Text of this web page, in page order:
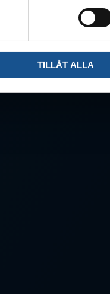
TILLÅT ALLA